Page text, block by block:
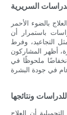
السريرية
بالضوء الأحمر
باستمرار أن
التجاعيد، وفرط
أظهر المشاركون
ملحوظًا في
ونتائجها
أن العلاج